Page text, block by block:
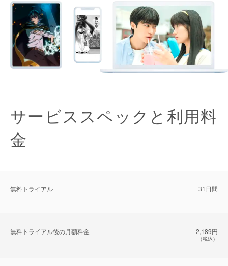
サービススペックと利用料
金
無料トライアル 31日間
無料トライアル後の⽉額料金 2,189円
（税込）